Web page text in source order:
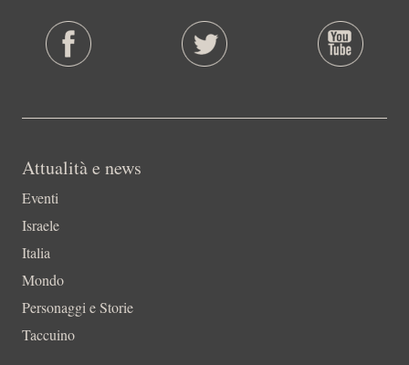
Attualità e news
Eventi
Israele
Italia
Mondo
Personaggi e Storie
Taccuino